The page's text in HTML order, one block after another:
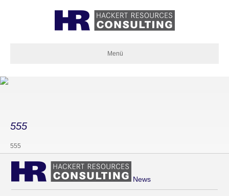
Menü
555
555
News